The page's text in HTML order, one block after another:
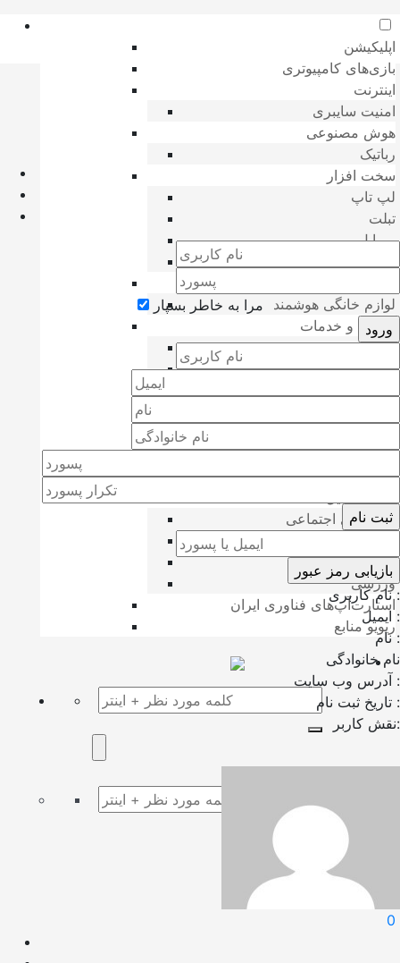
اپلیکیشن
بازی‌های کامپیوتری
اینترنت
امنیت سایبری
هوش مصنوعی
رباتیک
سخت افزار
لپ تاپ
تبلت
موبایل
لوازم خانگی هوشمند
تجارت و خدمات
صنعت
ساختمان
بازارهای مالی
ارزدیجیتال
شبکه‌های اجتماعی
حقوقی
ورزشی
استارت‌آپ‌های فناوری ایران
ریویو منابع
مرا به خاطر بسپار
نام کاربری :
ایمیل :
نام :
نام خانوادگی
آدرس وب سایت :
تاریخ ثبت نام :
نقش کاربر:
0